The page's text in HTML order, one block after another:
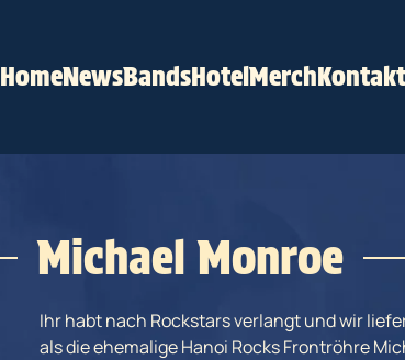
HomeNewsBandsHotelMerchKontakt
Michael Monroe
Ihr habt nach Rockstars verlangt und wir
als die ehemalige Hanoi Rocks Frontröhre